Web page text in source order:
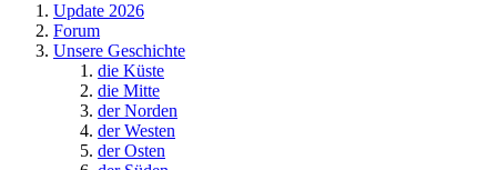
Update 2026
Forum
Unsere Geschichte
die Küste
die Mitte
der Norden
der Westen
der Osten